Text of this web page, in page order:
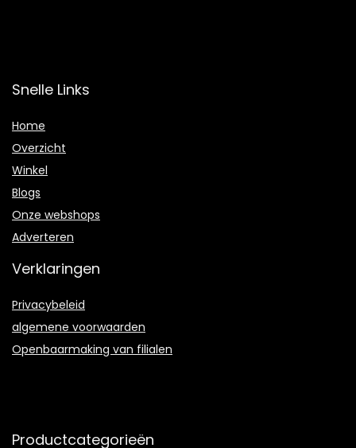
Snelle Links
Home
Overzicht
Winkel
Blogs
Onze webshops
Adverteren
Verklaringen
Privacybeleid
algemene voorwaarden
Openbaarmaking van filialen
Productcategorieën